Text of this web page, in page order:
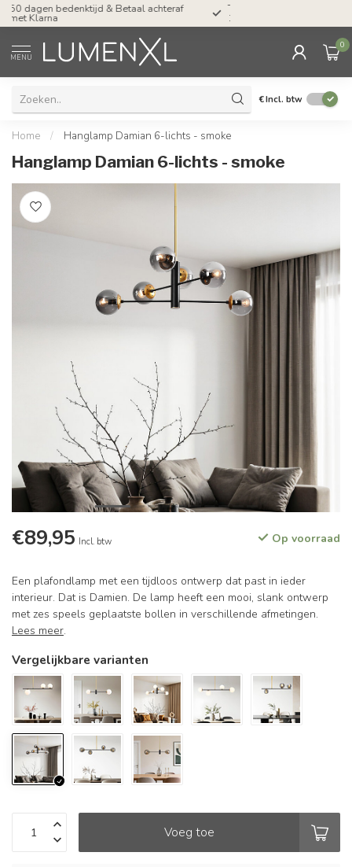
Tel: ma-do tot 23.00, vr tot 21.00, za tot
17.00 uur
MENU
0
€Incl. btw
Home / Hanglamp Damian 6-lichts - smoke
Hanglamp Damian 6-lichts - smoke
€89,95 Incl. btw Op voorraad
Een plafondlamp met een tijdloos ontwerp dat past in ieder
interieur. Dat is Damien. De lamp heeft een mooi, slank ontwerp
met zes speels geplaatste bollen in verschillende afmetingen.
Lees meer.
Vergelijkbare varianten
Voeg toe